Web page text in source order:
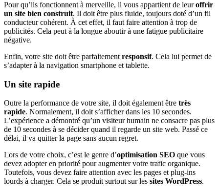
Pour qu’ils fonctionnent à merveille, il vous appartient de leuroffrir
un site bien construit. Il doit être plus fluide, toujours doté d’un fil
conducteur cohérent. À cet effet, il faut faire attention à trop de
publicités. Cela peut à la longue aboutir à une fatigue publicitaire
négative.
Enfin, votre site doit être parfaitement responsif. Cela lui permet de
s’adapter à la navigation smartphone et tablette.
Un site rapide
Outre la performance de votre site, il doit également être très
rapide. Normalement, il doit s’afficher dans les 10 secondes.
L’expérience a démontré qu’un visiteur humain ne consacre pas plus
de 10 secondes à se décider quand il regarde un site web. Passé ce
délai, il va quitter la page sans aucun regret.
Lors de votre choix, c’est le genre d’optimisation SEO que vous
devez adopter en priorité pour augmenter votre trafic organique.
Toutefois, vous devez faire attention avec les pages et plug-ins
lourds à charger. Cela se produit surtout sur les sites WordPress.